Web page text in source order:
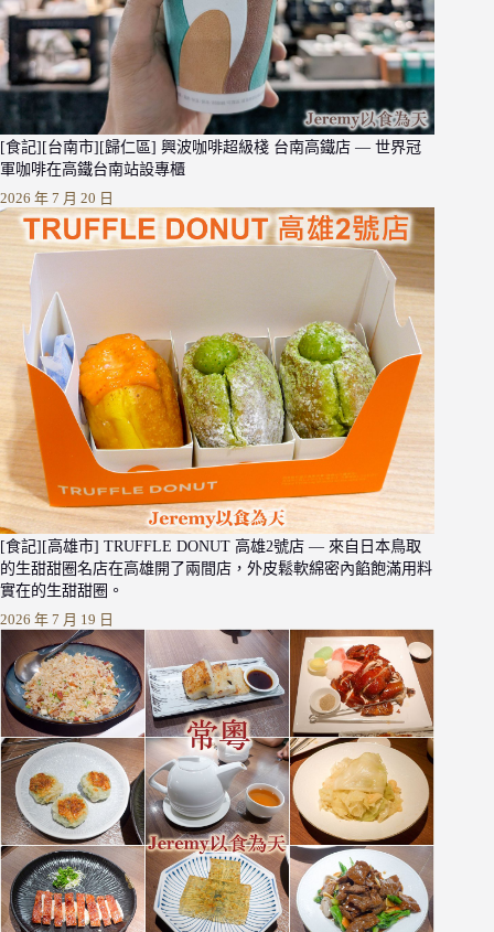
[食記][台南市][歸仁區] 興波咖啡超級棧 台南高鐵店 — 世界冠
軍咖啡在高鐵台南站設專櫃
2026 年 7 月 20 日
[食記][高雄市] TRUFFLE DONUT 高雄2號店 — 來自日本鳥取
的生甜甜圈名店在高雄開了兩間店，外皮鬆軟綿密內餡飽滿用料
實在的生甜甜圈。
2026 年 7 月 19 日